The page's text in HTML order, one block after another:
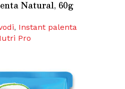
Natural, 60g
, Instant palenta
Pro